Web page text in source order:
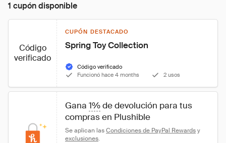
1 cupón disponible
Código
verificado
CUPÓN DESTACADO
Spring Toy Collection
Código verificado
Funcionó hace 4 months
2 usos
Gana 1% de devolución para tus
compras en Plushible
Se aplican las Condiciones de PayPal Rewards y
exclusiones.